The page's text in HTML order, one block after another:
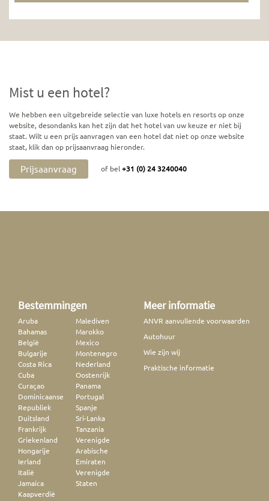
Mist u een hotel?
We hebben een uitgebreide selectie van luxe hotels en resorts op onze
website, desondanks kan het zijn dat het hotel van uw keuze er niet bij
staat. Wilt u een prijs aanvragen van een hotel dat niet op onze website
staat, klik dan op prijsaanvraag hieronder.
Prijsaanvraag of bel+31 (0) 24 3240040
Bestemmingen
Aruba
Bahamas
België
Bulgarije
Costa Rica
Cuba
Curaçao
Dominicaanse
Republiek
Duitsland
Frankrijk
Griekenland
Hongarije
Ierland
Italië
Jamaica
Kaapverdië
Malediven
Marokko
Mexico
Montenegro
Nederland
Oostenrijk
Panama
Portugal
Spanje
Sri-Lanka
Tanzania
Verenigde
Arabische
Emiraten
Verenigde
Staten
Meer informatie
ANVR aanvullende voorwaarden
Autohuur
Wie zijn wij
Praktische informatie